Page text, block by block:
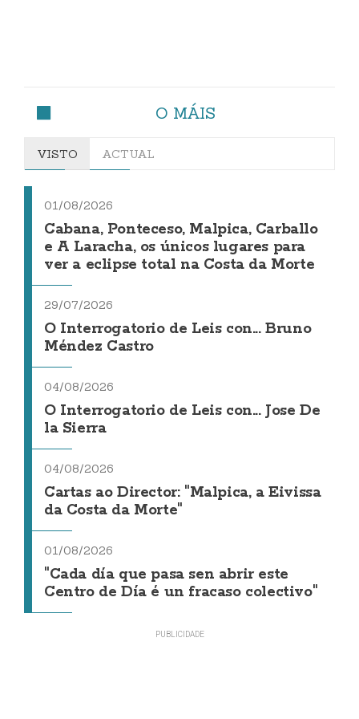
O MÁIS
VISTO ACTUAL
01/08/2026
Cabana, Ponteceso, Malpica, Carballo
e A Laracha, os únicos lugares para
ver a eclipse total na Costa da Morte
29/07/2026
O Interrogatorio de Leis con... Bruno
Méndez Castro
04/08/2026
O Interrogatorio de Leis con... Jose De
la Sierra
04/08/2026
Cartas ao Director: "Malpica, a Eivissa
da Costa da Morte"
01/08/2026
"Cada día que pasa sen abrir este
Centro de Día é un fracaso colectivo"